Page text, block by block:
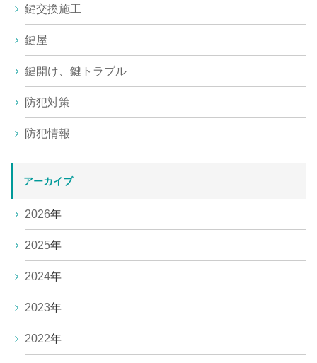
鍵交換施工
鍵屋
鍵開け、鍵トラブル
防犯対策
防犯情報
アーカイブ
2026年
2025年
2024年
2023年
2022年